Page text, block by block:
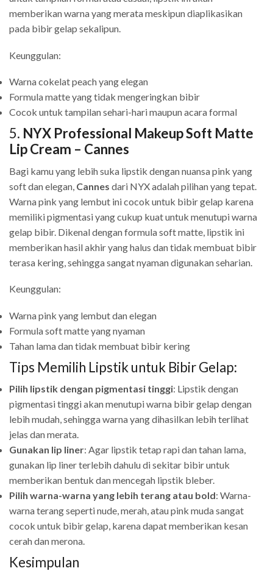
memberikan warna yang merata meskipun diaplikasikan
pada bibir gelap sekalipun.
Keunggulan:
Warna cokelat peach yang elegan
Formula matte yang tidak mengeringkan bibir
Cocok untuk tampilan sehari-hari maupun acara formal
5. NYX Professional Makeup Soft Matte
Lip Cream – Cannes
Bagi kamu yang lebih suka lipstik dengan nuansa pink yang
soft dan elegan, Cannes dari NYX adalah pilihan yang tepat.
Warna pink yang lembut ini cocok untuk bibir gelap karena
memiliki pigmentasi yang cukup kuat untuk menutupi warna
gelap bibir. Dikenal dengan formula soft matte, lipstik ini
memberikan hasil akhir yang halus dan tidak membuat bibir
terasa kering, sehingga sangat nyaman digunakan seharian.
Keunggulan:
Warna pink yang lembut dan elegan
Formula soft matte yang nyaman
Tahan lama dan tidak membuat bibir kering
Tips Memilih Lipstik untuk Bibir Gelap:
Pilih lipstik dengan pigmentasi tinggi: Lipstik dengan
pigmentasi tinggi akan menutupi warna bibir gelap dengan
lebih mudah, sehingga warna yang dihasilkan lebih terlihat
jelas dan merata.
Gunakan lip liner: Agar lipstik tetap rapi dan tahan lama,
gunakan lip liner terlebih dahulu di sekitar bibir untuk
memberikan bentuk dan mencegah lipstik bleber.
Pilih warna-warna yang lebih terang atau bold: Warna-
warna terang seperti nude, merah, atau pink muda sangat
cocok untuk bibir gelap, karena dapat memberikan kesan
cerah dan merona.
Kesimpulan